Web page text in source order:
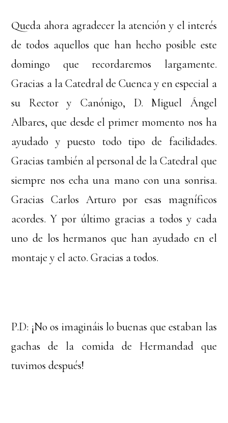
Queda ahora agradecer la atención y el interés
de todos aquellos que han hecho posible este
domingo que recordaremos largamente.
Gracias a la Catedral de Cuenca y en especial a
su Rector y Canónigo, D. Miguel Ángel
Albares, que desde el primer momento nos ha
ayudado y puesto todo tipo de facilidades.
Gracias también al personal de la Catedral que
siempre nos echa una mano con una sonrisa.
Gracias Carlos Arturo por esas magníficos
acordes. Y por último gracias a todos y cada
uno de los hermanos que han ayudado en el
montaje y el acto. Gracias a todos.
P.D: ¡No os imagináis lo buenas que estaban las
gachas de la comida de Hermandad que
tuvimos después!